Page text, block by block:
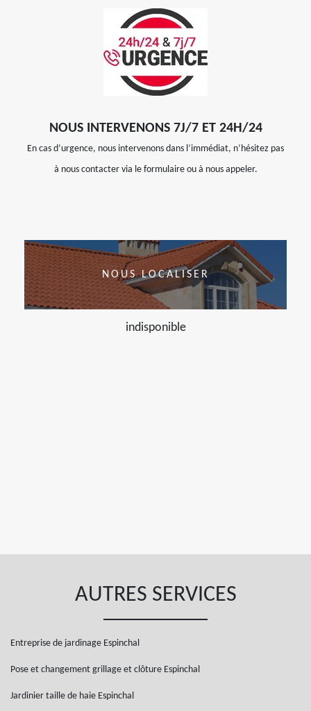
NOUS INTERVENONS 7J/7 ET 24H/24
En cas d’urgence, nous intervenons dans l’immédiat, n’hésitez pas
à nous contacter via le formulaire ou à nous appeler.
NOUS LOCALISER
indisponible
AUTRES SERVICES
Entreprise de jardinage Espinchal
Pose et changement grillage et clôture Espinchal
Jardinier taille de haie Espinchal